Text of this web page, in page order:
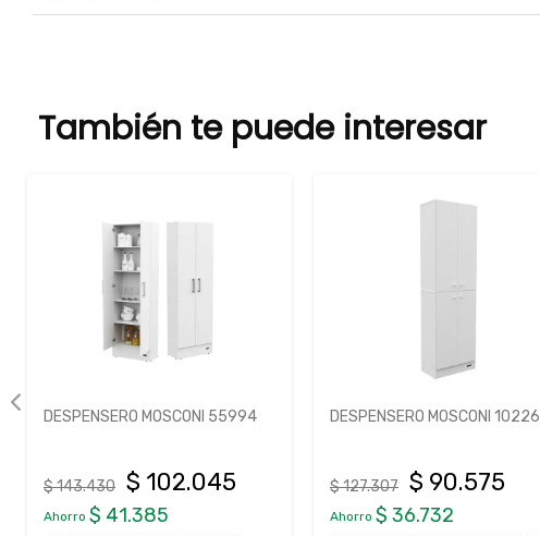
También te puede interesar
DESPENSERO MOSCONI 55994
$ 143.430 $ 102.045
Ahorro $ 41.385
DESPENSERO MOSCONI 10226
$ 127.307 $ 90.575
Ahorro $ 36.732